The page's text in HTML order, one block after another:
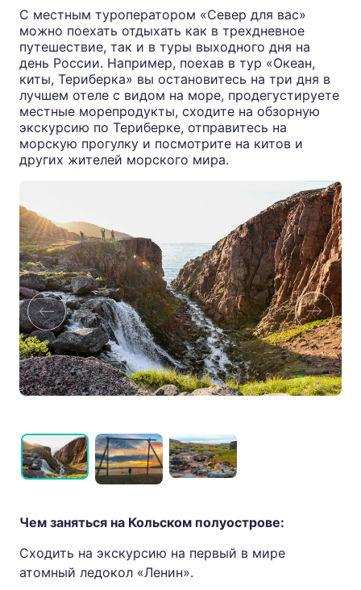
С местным туроператором «Север для вас»
можно поехать отдыхать как в трехдневное
путешествие, так и в туры выходного дня на
день России. Например, поехав в тур «Океан,
киты, Териберка» вы остановитесь на три дня в
лучшем отеле с видом на море, продегустируете
местные морепродукты, сходите на обзорную
экскурсию по Териберке, отправитесь на
морскую прогулку и посмотрите на китов и
других жителей морского мира.
Чем заняться на Кольском полуострове:
Сходить на экскурсию на первый в мире
атомный ледокол «Ленин».